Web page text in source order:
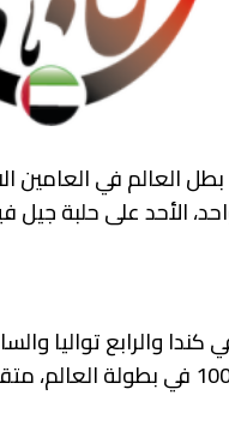
العالم في العامين
الأحد على حلبة جيل
مسيرته الاحترافية، فريقه ريد